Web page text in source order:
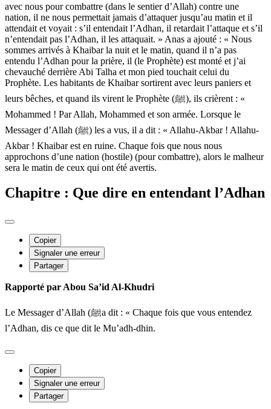
avec nous pour combattre (dans le sentier d’Allah) contre une
nation, il ne nous permettait jamais d’attaquer jusqu’au matin et il
attendait et voyait : s’il entendait l’Adhan, il retardait l’attaque et s’il
n’entendait pas l’Adhan, il les attaquait. » Anas a ajouté : « Nous
sommes arrivés à Khaibar la nuit et le matin, quand il n’a pas
entendu l’Adhan pour la prière, il (le Prophète) est monté et j’ai
chevauché derrière Abi Talha et mon pied touchait celui du
Prophète. Les habitants de Khaibar sortirent avec leurs paniers et
leurs bêches, et quand ils virent le Prophète (ﷺ), ils crièrent : «
Mohammed ! Par Allah, Mohammed et son armée. Lorsque le
Messager d’Allah (ﷺ) les a vus, il a dit : « Allahu-Akbar ! Allahu-
Akbar ! Khaibar est en ruine. Chaque fois que nous nous
approchons d’une nation (hostile) (pour combattre), alors le malheur
sera le matin de ceux qui ont été avertis.
Chapitre : Que dire en entendant l’Adhan
Copier
Signaler une erreur
Partager
Rapporté par Abou Sa’id Al-Khudri
Le Messager d’Allah (ﷺa dit : « Chaque fois que vous entendez
l’Adhan, dis ce que dit le Mu’adh-dhin.
Copier
Signaler une erreur
Partager